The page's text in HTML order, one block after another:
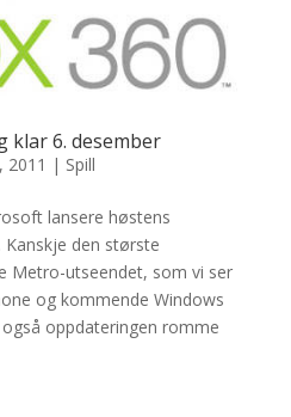
klar 6. desember
2011 | Spill
lansere høstens
Kanskje den største
Metro-utseendet, som vi ser
og kommende Windows
oppdateringen romme